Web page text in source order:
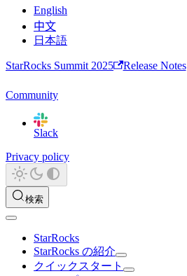
English
中文
日本語
StarRocks Summit 2025 Release Notes
Community
Slack
Privacy policy
検索
StarRocks
StarRocks の紹介
クイックスタート